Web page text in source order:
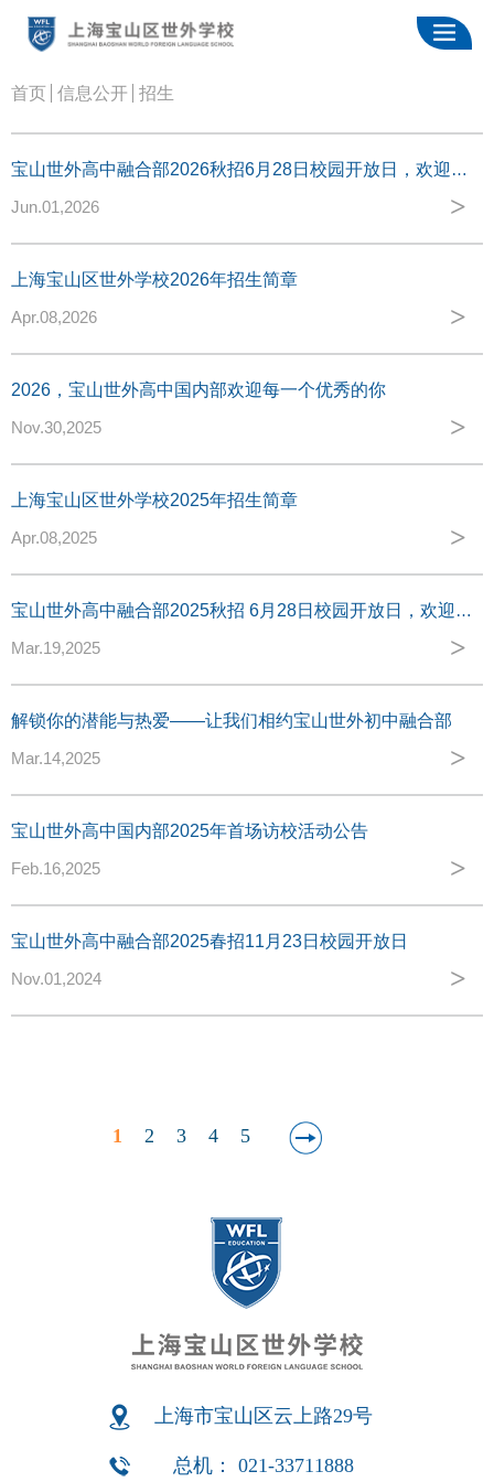
首页 信息公开 招生
宝山世外高中融合部2026秋招6月28日校园开放日，欢迎您！
Jun.01,2026
>
上海宝山区世外学校2026年招生简章
Apr.08,2026
>
2026，宝山世外高中国内部欢迎每一个优秀的你
Nov.30,2025
>
上海宝山区世外学校2025年招生简章
Apr.08,2025
>
宝山世外高中融合部2025秋招 6月28日校园开放日，欢迎您！
Mar.19,2025
>
解锁你的潜能与热爱——让我们相约宝山世外初中融合部
Mar.14,2025
>
宝山世外高中国内部2025年首场访校活动公告
Feb.16,2025
>
宝山世外高中融合部2025春招11月23日校园开放日
Nov.01,2024
>
1 2 3 4 5
上海市宝山区云上路29号
总机： 021-33711888